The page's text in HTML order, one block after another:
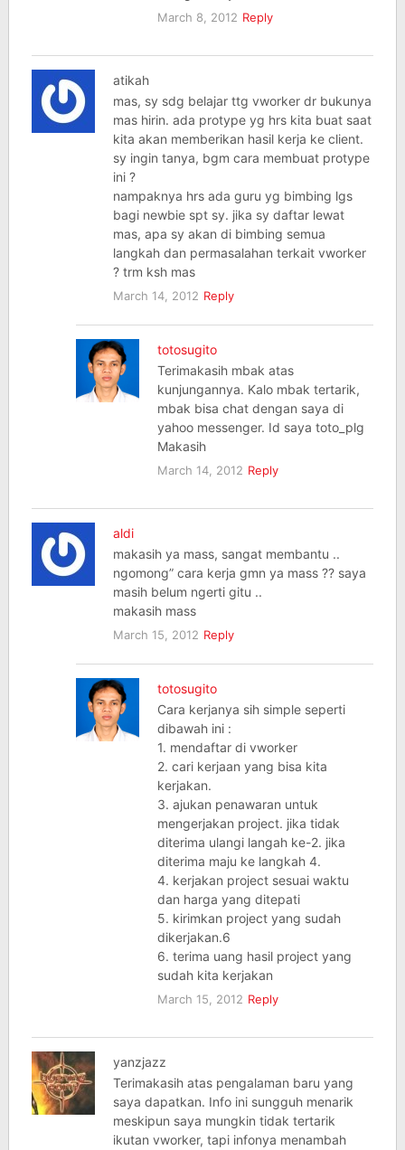
March 8, 2012 Reply
atikah
mas, sy sdg belajar ttg vworker dr bukunya
mas hirin. ada protype yg hrs kita buat saat
kita akan memberikan hasil kerja ke client.
sy ingin tanya, bgm cara membuat protype
ini ?
nampaknya hrs ada guru yg bimbing lgs
bagi newbie spt sy. jika sy daftar lewat
mas, apa sy akan di bimbing semua
langkah dan permasalahan terkait vworker
? trm ksh mas
March 14, 2012 Reply
totosugito
Terimakasih mbak atas
kunjungannya. Kalo mbak tertarik,
mbak bisa chat dengan saya di
yahoo messenger. Id saya toto_plg
Makasih
March 14, 2012 Reply
aldi
makasih ya mass, sangat membantu ..
ngomong” cara kerja gmn ya mass ?? saya
masih belum ngerti gitu ..
makasih mass
March 15, 2012 Reply
totosugito
Cara kerjanya sih simple seperti
dibawah ini :
1. mendaftar di vworker
2. cari kerjaan yang bisa kita
kerjakan.
3. ajukan penawaran untuk
mengerjakan project. jika tidak
diterima ulangi langah ke-2. jika
diterima maju ke langkah 4.
4. kerjakan project sesuai waktu
dan harga yang ditepati
5. kirimkan project yang sudah
dikerjakan.6
6. terima uang hasil project yang
sudah kita kerjakan
March 15, 2012 Reply
yanzjazz
Terimakasih atas pengalaman baru yang
saya dapatkan. Info ini sungguh menarik
meskipun saya mungkin tidak tertarik
ikutan vworker, tapi infonya menambah